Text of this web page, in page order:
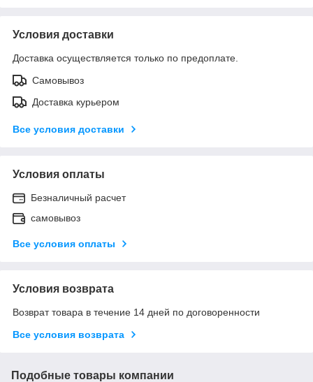
Условия доставки
Доставка осуществляется только по предоплате.
Самовывоз
Доставка курьером
Все условия доставки
Условия оплаты
Безналичный расчет
самовывоз
Все условия оплаты
Условия возврата
Возврат товара в течение 14 дней по договоренности
Все условия возврата
Подобные товары компании